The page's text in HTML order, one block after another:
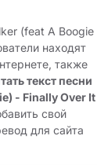
(feat A Boogie
находят
также
текст песни
- Finally Over It
свой
для сайта